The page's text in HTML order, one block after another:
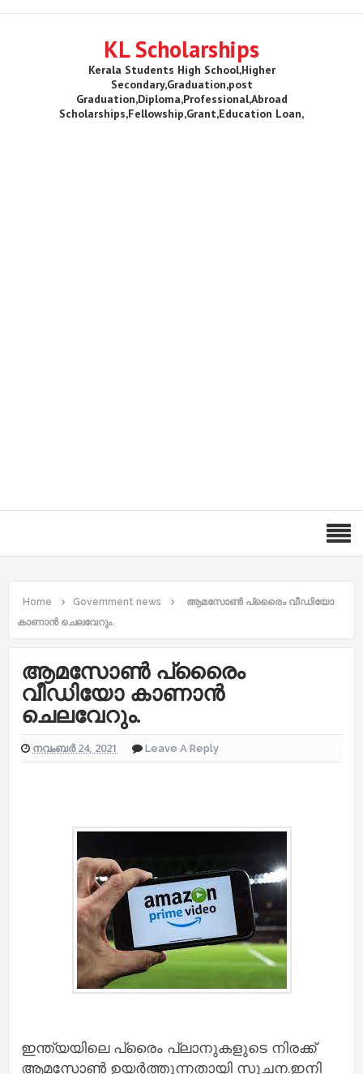
KL Scholarships
Kerala Students High School,Higher
Secondary,Graduation,post
Graduation,Diploma,Professional,Abroad
Scholarships,Fellowship,Grant,Education Loan,
Home Government news
ആമസോൺ പ്രൈെം വീഡിയോ
കാണാൻ ചെലവേറും.
ആമസോൺ പ്രൈെം
വീഡിയോ കാണാൻ
ചെലവേറും.
നവംബർ 24, 2021 Leave A Reply
ഇന്ത്യയിലെ പ്രൈം പ്ലാനുകളുടെ നിരക്ക്
ആമസോൺ ഉയര്‍ത്തുന്നതായി സൂചന.ഇനി